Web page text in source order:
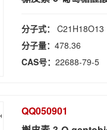
分子式：C21H18O13
分子量：478.36
CAS号：22688-79-5
QQ050901